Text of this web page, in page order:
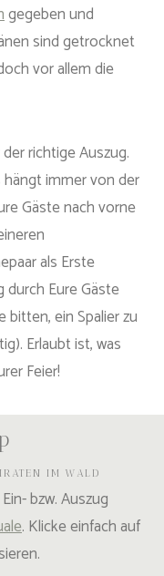
gegeben und
sind getrocknet
vor allem die
richtige Auszug.
hängt immer von der
Gäste nach vorne
als Erste
durch Eure Gäste
bitten, ein Spalier zu
Erlaubt ist, was
Feier!
IM WALD
bzw. Auszug
. Klicke einfach auf